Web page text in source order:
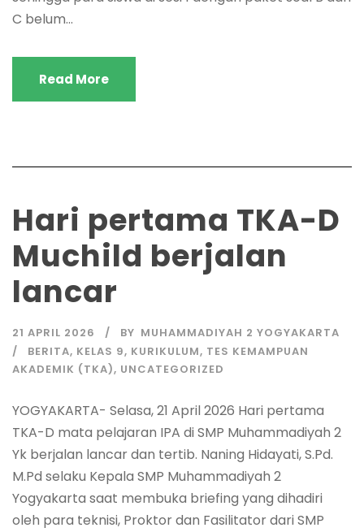
C belum...
Read More
Hari pertama TKA-D
Muchild berjalan
lancar
21 APRIL 2026 BY MUHAMMADIYAH 2 YOGYAKARTA
BERITA, KELAS 9, KURIKULUM, TES KEMAMPUAN
AKADEMIK (TKA), UNCATEGORIZED
YOGYAKARTA- Selasa, 21 April 2026 Hari pertama
TKA-D mata pelajaran IPA di SMP Muhammadiyah 2
Yk berjalan lancar dan tertib. Naning Hidayati, S.Pd.
M.Pd selaku Kepala SMP Muhammadiyah 2
Yogyakarta saat membuka briefing yang dihadiri
oleh para teknisi, Proktor dan Fasilitator dari SMP